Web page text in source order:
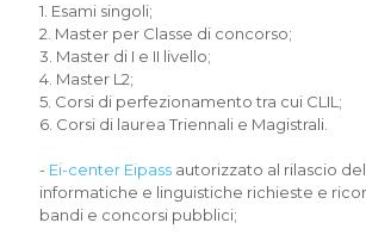
1. Esami singoli;
2. Master per Classe di concorso;
3. Master di I e II livello;
4. Master L2;
5. Corsi di perfezionamento tra cui CLIL;
6. Corsi di laurea Triennali e Magistrali.
- Ei-center Eipass autorizzato al rilascio
informatiche e linguistiche richieste e
bandi e concorsi pubblici;